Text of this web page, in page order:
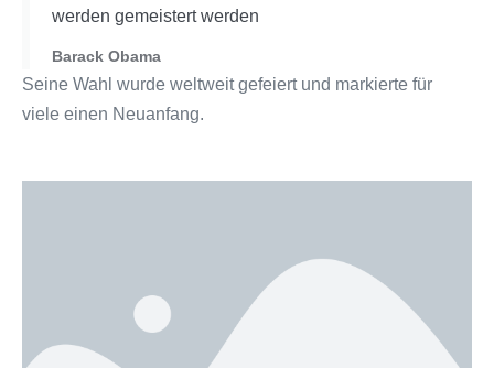
werden gemeistert werden
Barack Obama
Seine Wahl wurde weltweit gefeiert und markierte für
viele einen Neuanfang.